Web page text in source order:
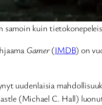
samoin kuin
Gamer(IMDB) on
uudenlaisia
(Michael C. Hall)